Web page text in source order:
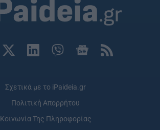
Σχετικά με το iPaideia.gr
Πολιτική Απορρήτου
Κοινωνία Της Πληροφορίας